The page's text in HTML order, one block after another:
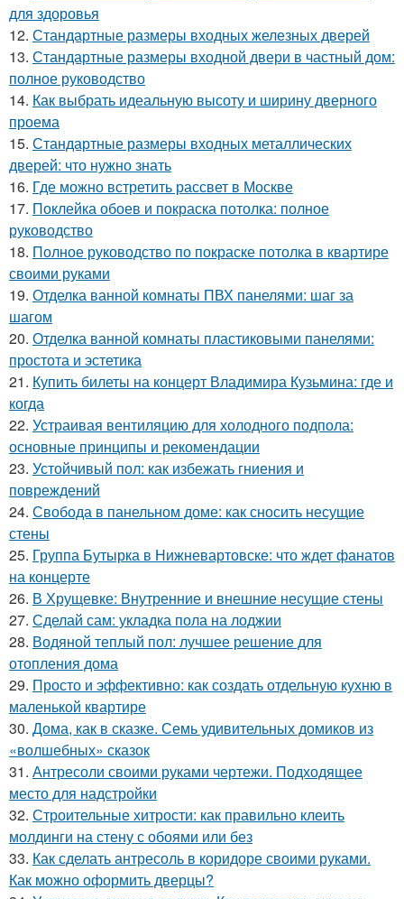
для здоровья
12. Стандартные размеры входных железных дверей
13. Стандартные размеры входной двери в частный дом:
полное руководство
14. Как выбрать идеальную высоту и ширину дверного
проема
15. Стандартные размеры входных металлических
дверей: что нужно знать
16. Где можно встретить рассвет в Москве
17. Поклейка обоев и покраска потолка: полное
руководство
18. Полное руководство по покраске потолка в квартире
своими руками
19. Отделка ванной комнаты ПВХ панелями: шаг за
шагом
20. Отделка ванной комнаты пластиковыми панелями:
простота и эстетика
21. Купить билеты на концерт Владимира Кузьмина: где и
когда
22. Устраивая вентиляцию для холодного подпола:
основные принципы и рекомендации
23. Устойчивый пол: как избежать гниения и
повреждений
24. Свобода в панельном доме: как сносить несущие
стены
25. Группа Бутырка в Нижневартовске: что ждет фанатов
на концерте
26. В Хрущевке: Внутренние и внешние несущие стены
27. Сделай сам: укладка пола на лоджии
28. Водяной теплый пол: лучшее решение для
отопления дома
29. Просто и эффективно: как создать отдельную кухню в
маленькой квартире
30. Дома, как в сказке. Семь удивительных домиков из
«волшебных» сказок
31. Антресоли своими руками чертежи. Подходящее
место для надстройки
32. Строительные хитрости: как правильно клеить
молдинги на стену с обоями или без
33. Как сделать антресоль в коридоре своими руками.
Как можно оформить дверцы?